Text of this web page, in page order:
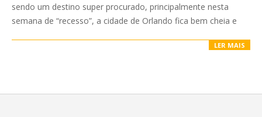
sendo um destino super procurado, principalmente nesta
semana de “recesso”, a cidade de Orlando fica bem cheia e
LER MAIS